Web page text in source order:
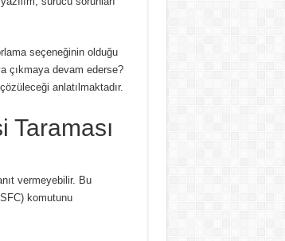
seçeneğinin olduğu
çıkmaya devam ederse?
anlatılmaktadır.
Taraması
vermeyebilir. Bu
komutunu